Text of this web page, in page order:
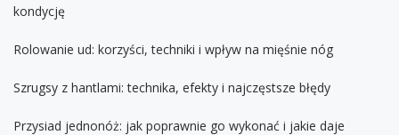
kondycję
Rolowanie ud: korzyści, techniki i wpływ na mięśnie nóg
Szrugsy z hantlami: technika, efekty i najczęstsze błędy
Przysiad jednonóż: jak poprawnie go wykonać i jakie daje